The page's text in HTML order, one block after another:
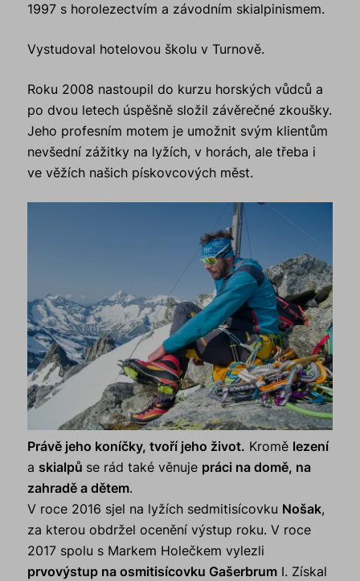
1997 s horolezectvím a závodním skialpinismem.
Vystudoval hotelovou školu v Turnově.
Roku 2008 nastoupil do kurzu horských vůdců a
po dvou letech úspěšně složil závěrečné zkoušky.
Jeho profesním motem je umožnit svým klientům
nevšední zážitky na lyžích, v horách, ale třeba i
ve věžích našich pískovcových měst.
Právě jeho koníčky, tvoří jeho život. Kromě lezení
a skialpů se rád také věnuje práci na domě, na
zahradě a dětem.
V roce 2016 sjel na lyžích sedmitisícovku Nošak,
za kterou obdržel ocenění výstup roku. V roce
2017 spolu s Markem Holečkem vylezli
prvovýstup na osmitisícovku Gašerbrum I. Získal